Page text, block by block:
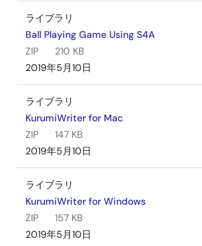
ライブラリ
Ball Playing Game Using S4A
ZIP
210 KB
2019年5月10日
ライブラリ
KurumiWriter for Mac
ZIP
147 KB
2019年5月10日
ライブラリ
KurumiWriter for Windows
ZIP
157 KB
2019年5月10日